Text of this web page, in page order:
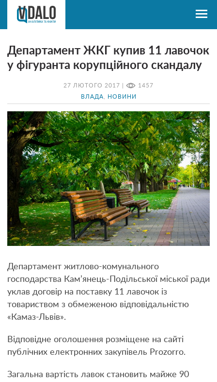
27 ЛЮТОГО 2017 | 1457
ВЛАДА НОВИНИ
Департамент ЖКГ купив 11 лавочок
у фігуранта корупційного скандалу
Департамент житлово-комунального
господарства Кам’янець-Подільської міської ради
уклав договір на поставку 11 лавочок із
товариством з обмеженою відповідальністю
«Камаз-Львів».
Відповідне оголошення розміщене на сайті
публічних електронних закупівель Prozorro.
Загальна вартість лавок становить майже 90